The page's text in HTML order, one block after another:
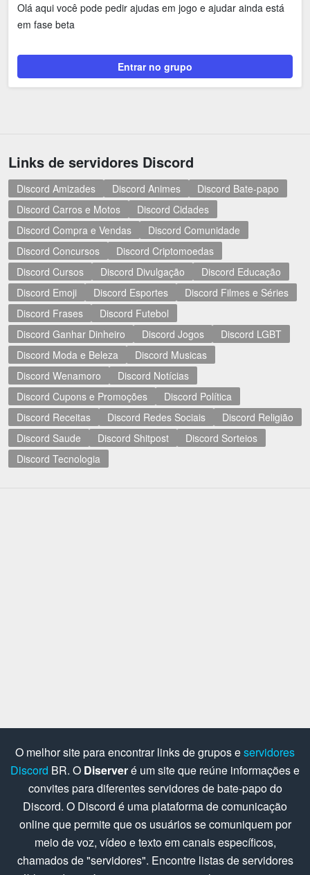
Olá aqui você pode pedir ajudas em jogo e ajudar ainda está
em fase beta
Entrar no grupo
Links de servidores Discord
Discord Amizades Discord Animes
Discord Bate-papo
Discord Carros e Motos
Discord Cidades
Discord Compra e Vendas
Discord Comunidade
Discord Concursos
Discord Criptomoedas
Discord Cursos
Discord Divulgação
Discord Educação
Discord Emoji
Discord Esportes
Discord Filmes e Séries
Discord Frases
Discord Futebol
Discord Ganhar Dinheiro
Discord Jogos
Discord LGBT
Discord Moda e Beleza
Discord Musicas
Discord Wenamoro
Discord Notícias
Discord Cupons e Promoções
Discord Política
Discord Receitas
Discord Redes Sociais
Discord Religião
Discord Saude
Discord Shitpost
Discord Sorteios
Discord Tecnologia
O melhor site para encontrar links de grupos eservidores
Discord BR. O Diserveré um site que reúne informações e
convites para diferentes servidores de bate-papo do
Discord. O Discord é uma plataforma de comunicação
online que permite que os usuários se comuniquem por
meio de voz, vídeo e texto em canais específicos,
chamados de "servidores". Encontre listas de servidores